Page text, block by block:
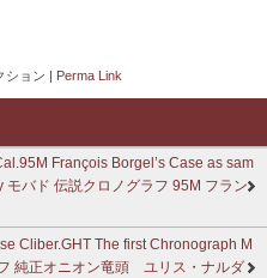
ション Perma Link
François Borgel’s Case as sam
バド 伝説クロノグラフ 95M フラン
Cliber.GHT The first Chronograph M
純正オニオン竜頭 ユリス・ナルダ